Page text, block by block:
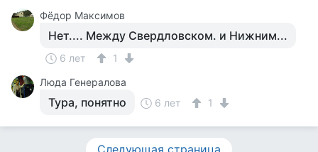
Фёдор Максимов
Нет.... Между Свердловском. и Нижним...
6 лет
1
Люда Генералова
Тура, понятно 6 лет 1
Следующая страница